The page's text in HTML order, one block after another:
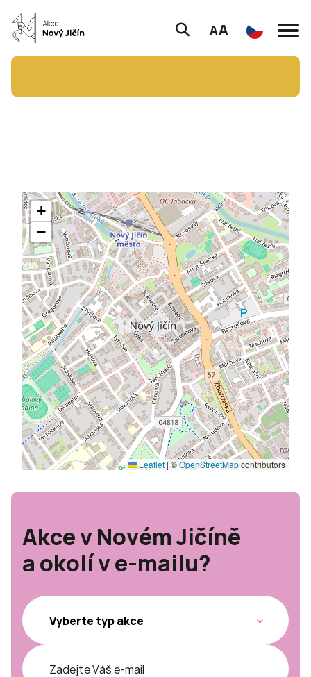
AA
+
−
Leaflet |©OpenStreetMapcontributors
Akce v Novém Jičíně
a okolí v e-mailu?